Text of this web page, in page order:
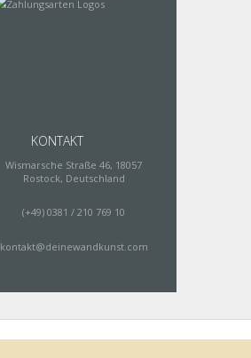
KONTAKT
Wismarsche Straße 46, 18057
Rostock, Deutschland
(+49) 0381 / 210 769 10
kontakt@deinewandkunst.com